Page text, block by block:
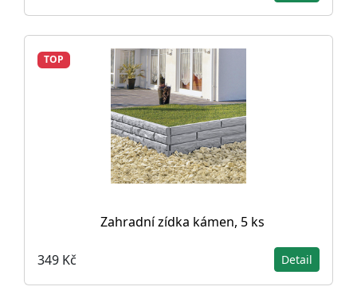
TOP
Zahradní zídka kámen, 5 ks
349 Kč Detail